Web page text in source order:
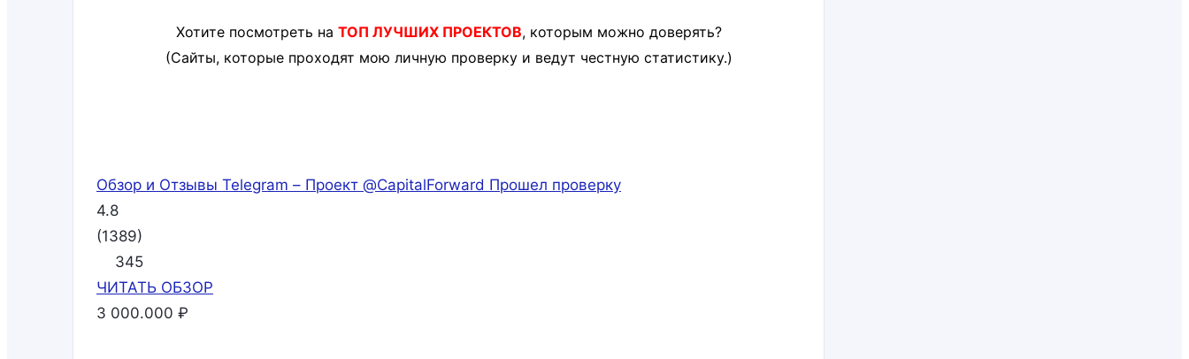
Хотите посмотреть на ТОП ЛУЧШИХ ПРОЕКТОВ, которым можно доверять?
(Сайты, которые проходят мою личную проверку и ведут честную статистику.)
Обзор и Отзывы Telegram – Проект @CapitalForward Прошел проверку
4.8
(1389)
345
ЧИТАТЬ ОБЗОР
3 000.000 ₽